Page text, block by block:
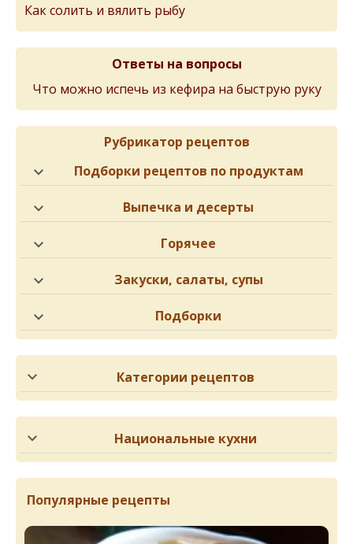
Как солить и вялить рыбу
Ответы на вопросы
Что можно испечь из кефира на быструю руку
Рубрикатор рецептов
Подборки рецептов по продуктам
Выпечка и десерты
Горячее
Закуски, салаты, супы
Подборки
Категории рецептов
Национальные кухни
Популярные рецепты